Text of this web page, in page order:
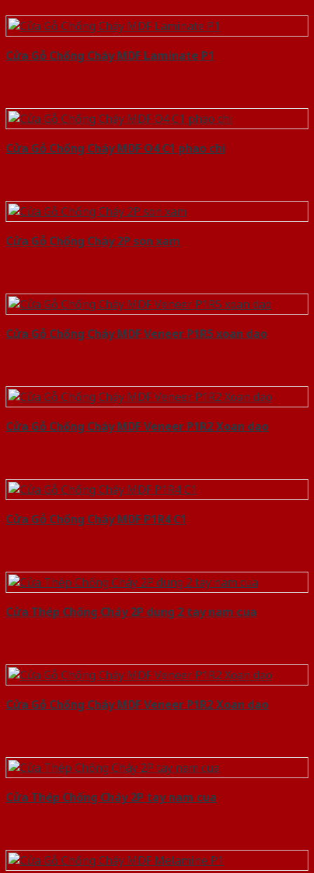
Cửa Gỗ Chống Cháy MDF Laminate P1
Cửa Gỗ Chống Cháy MDF O4 C1 phao chi
Cửa Gỗ Chống Cháy 2P son xam
Cửa Gỗ Chống Cháy MDF Veneer P1R5 xoan dao
Cửa Gỗ Chống Cháy MDF Veneer P1R2 Xoan dao
Cửa Gỗ Chống Cháy MDF P1R4 C1
Cửa Thép Chống Cháy 2P dung 2 tay nam cua
Cửa Gỗ Chống Cháy MDF Veneer P1R2 Xoan dao
Cửa Thép Chống Cháy 2P tay nam cua